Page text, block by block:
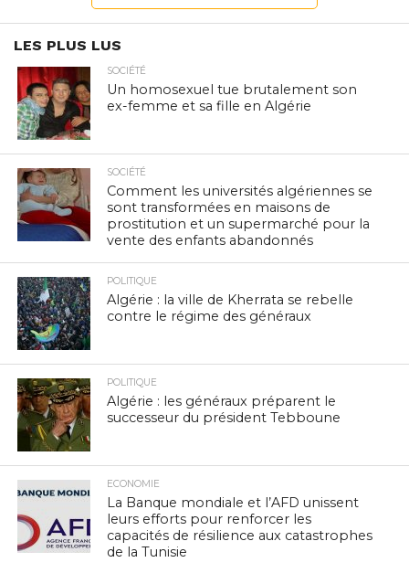
LES PLUS LUS
SOCIÉTÉ
Un homosexuel tue brutalement son
ex-femme et sa fille en Algérie
SOCIÉTÉ
Comment les universités algériennes se
sont transformées en maisons de
prostitution et un supermarché pour la
vente des enfants abandonnés
POLITIQUE
Algérie : la ville de Kherrata se rebelle
contre le régime des généraux
POLITIQUE
Algérie : les généraux préparent le
successeur du président Tebboune
ECONOMIE
La Banque mondiale et l’AFD unissent
leurs efforts pour renforcer les
capacités de résilience aux catastrophes
de la Tunisie